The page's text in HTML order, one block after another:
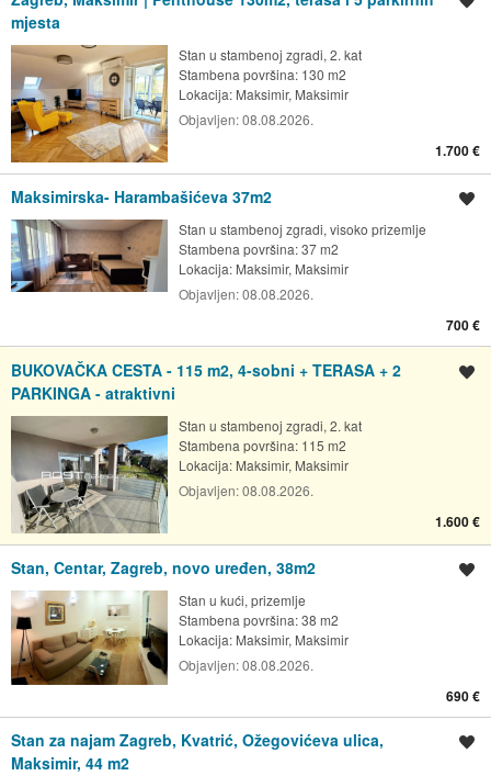
mjesta
Stan u stambenoj zgradi, 2. kat
Stambena površina: 130 m2
Lokacija: Maksimir, Maksimir
Objavljen:08.08.2026.
1.700 €
Maksimirska- Harambašićeva 37m2
Stan u stambenoj zgradi, visoko prizemlje
Stambena površina: 37 m2
Lokacija: Maksimir, Maksimir
Objavljen:08.08.2026.
700 €
BUKOVAČKA CESTA - 115 m2, 4-sobni + TERASA + 2
PARKINGA - atraktivni
Stan u stambenoj zgradi, 2. kat
Stambena površina: 115 m2
Lokacija: Maksimir, Maksimir
Objavljen:08.08.2026.
1.600 €
Stan, Centar, Zagreb, novo uređen, 38m2
Stan u kući, prizemlje
Stambena površina: 38 m2
Lokacija: Maksimir, Maksimir
Objavljen:08.08.2026.
690 €
Stan za najam Zagreb, Kvatrić, Ožegovićeva ulica,
Maksimir, 44 m2